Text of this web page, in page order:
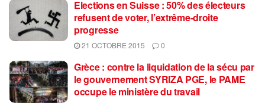
Elections en Suisse : 50% des électeurs
refusent de voter, l’extrême-droite
progresse
21 OCTOBRE 2015 0
Grèce : contre la liquidation de la sécu par
le gouvernement SYRIZA PGE, le PAME
occupe le ministère du travail